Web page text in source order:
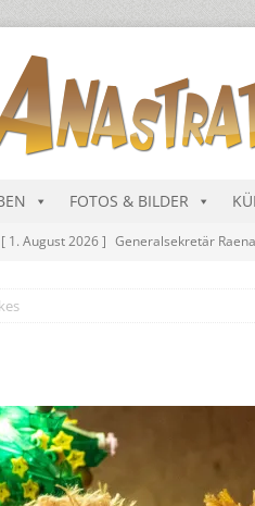
FOTOS & BILDER
[ 1. August 2026 ] Generalsekretär
[ 1. August 2026 ]
[ 1. August 2026 ]